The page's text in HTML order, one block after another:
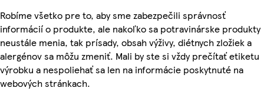
Robíme všetko pre to, aby sme zabezpečili správnosť
informácií o produkte, ale nakoľko sa potravinárske produkty
neustále menia, tak prísady, obsah výživy, diétnych zložiek a
alergénov sa môžu zmeniť. Mali by ste si vždy prečítať etiketu
výrobku a nespoliehať sa len na informácie poskytnuté na
webových stránkach.